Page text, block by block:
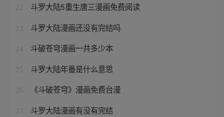
22 斗罗大陆5重生唐三漫画免费阅读
23 斗罗大陆漫画还没有完结吗
24 斗破苍穹漫画一共多少本
25 斗罗大陆年番是什么意思
26 《斗破苍穹》漫画免费台漫
27 斗罗大陆漫画有没有完结